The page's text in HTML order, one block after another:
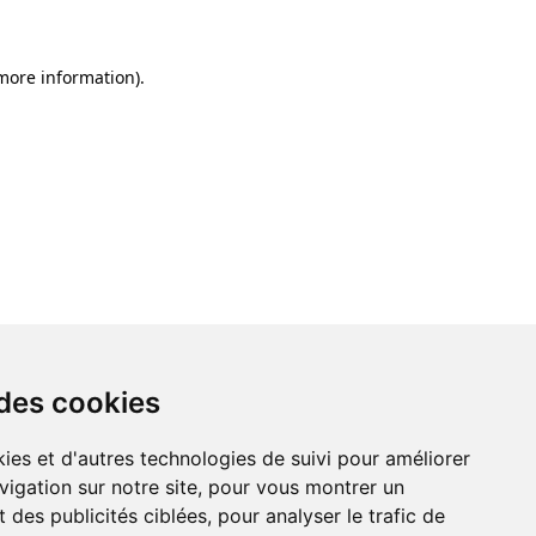
cookies
et d'autres technologies de suivi pour améliorer
sur notre site, pour vous montrer un
des publicités ciblées, pour analyser le trafic de
information).